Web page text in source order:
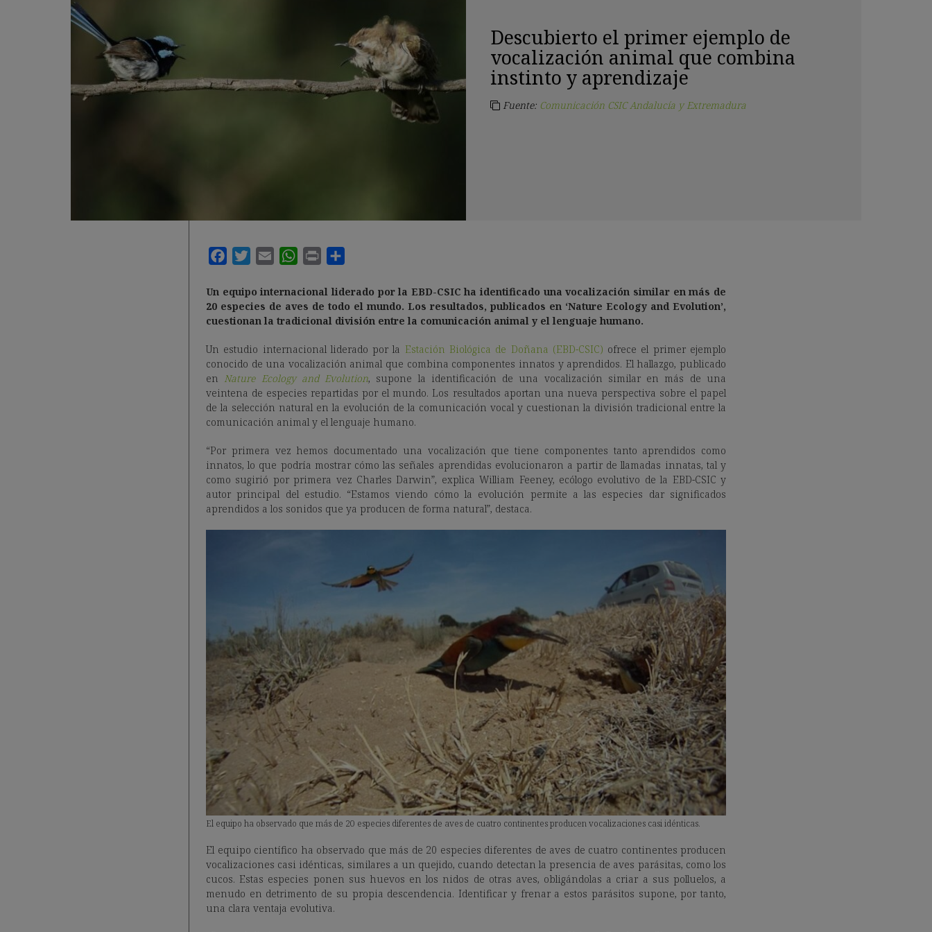
Descubierto el primer ejemplo de
vocalización animal que combina
instinto y aprendizaje
Fuente: Comunicación CSIC Andalucía y Extremadura
Un equipo internacional liderado por la EBD-CSIC ha identificado una vocalización similar en más de
20 especies de aves de todo el mundo. Los resultados, publicados en ‘Nature Ecology and Evolution’,
cuestionan la tradicional división entre la comunicación animal y el lenguaje humano.
Un estudio internacional liderado por la Estación Biológica de Doñana (EBD-CSIC) ofrece el primer ejemplo
conocido de una vocalización animal que combina componentes innatos y aprendidos. El hallazgo, publicado
en Nature Ecology and Evolution, supone la identificación de una vocalización similar en más de una
veintena de especies repartidas por el mundo. Los resultados aportan una nueva perspectiva sobre el papel
de la selección natural en la evolución de la comunicación vocal y cuestionan la división tradicional entre la
comunicación animal y el lenguaje humano.
“Por primera vez hemos documentado una vocalización que tiene componentes tanto aprendidos como
innatos, lo que podría mostrar cómo las señales aprendidas evolucionaron a partir de llamadas innatas, tal y
como sugirió por primera vez Charles Darwin”, explica William Feeney, ecólogo evolutivo de la EBD-CSIC y
autor principal del estudio. “Estamos viendo cómo la evolución permite a las especies dar significados
aprendidos a los sonidos que ya producen de forma natural”, destaca.
El equipo ha observado que más de 20 especies diferentes de aves de cuatro continentes producen vocalizaciones casi idénticas.
El equipo científico ha observado que más de 20 especies diferentes de aves de cuatro continentes producen
vocalizaciones casi idénticas, similares a un quejido, cuando detectan la presencia de aves parásitas, como los
cucos. Estas especies ponen sus huevos en los nidos de otras aves, obligándolas a criar a sus polluelos, a
menudo en detrimento de su propia descendencia. Identificar y frenar a estos parásitos supone, por tanto,
una clara ventaja evolutiva.